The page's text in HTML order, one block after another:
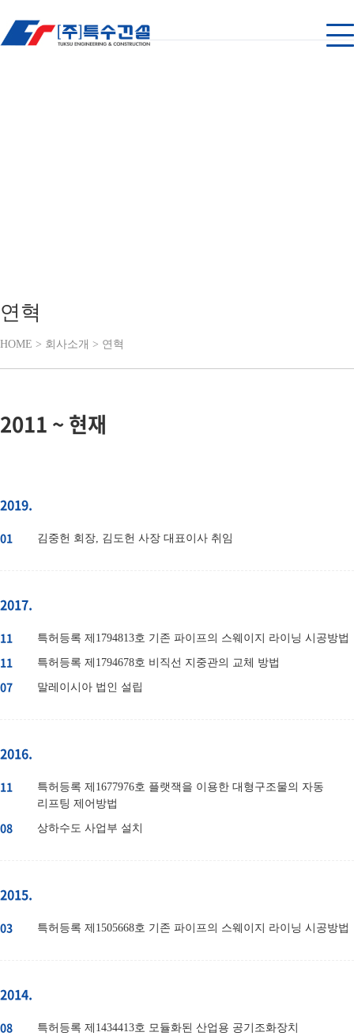
연혁
HOME > 회사소개 > 연혁
2011 ~ 현재
2019.
01 김중헌 회장, 김도헌 사장 대표이사 취임
2017.
11 특허등록 제1794813호 기존 파이프의 스웨이지 라이닝 시공방법
11 특허등록 제1794678호 비직선 지중관의 교체 방법
07 말레이시아 법인 설립
2016.
11
특허등록 제1677976호 플랫잭을 이용한 대형구조물의 자동
리프팅 제어방법
08 상하수도 사업부 설치
2015.
03 특허등록 제1505668호 기존 파이프의 스웨이지 라이닝 시공방법
2014.
08 특허등록 제1434413호 모듈화된 산업용 공기조화장치